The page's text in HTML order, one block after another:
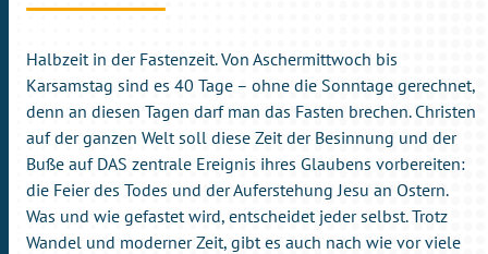
Halbzeit in der Fastenzeit. Von Aschermittwoch bis
Karsamstag sind es 40 Tage – ohne die Sonntage gerechnet,
denn an diesen Tagen darf man das Fasten brechen. Christen
auf der ganzen Welt soll diese Zeit der Besinnung und der
Buße auf DAS zentrale Ereignis ihres Glaubens vorbereiten:
die Feier des Todes und der Auferstehung Jesu an Ostern.
Was und wie gefastet wird, entscheidet jeder selbst. Trotz
Wandel und moderner Zeit, gibt es auch nach wie vor viele